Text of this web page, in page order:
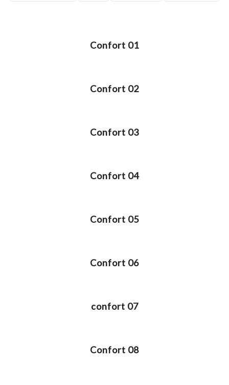
Confort 01
Confort 02
Confort 03
Confort 04
Confort 05
Confort 06
confort 07
Confort 08